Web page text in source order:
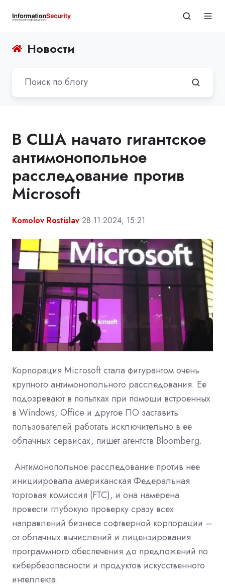
Новости
В США начато гигантское
антимонопольное
расследование против
Microsoft
Komolov Rostislav 28.11.2024, 15:21
Корпорация Microsoft стала фигурантом очень
крупного антимонопольного расследования. Ее
подозревают в попытках при помощи встроенных
в Windows, Office и другое ПО заставить
пользователей работать исключительно в ее
облачных сервисах, пишет агентств Bloomberg.
Антимонопольное расследование против нее
инициировала американская Федеральная
торговая комиссия (FTC), и она намерена
провести глубокую проверку сразу всех
направлений бизнеса софтверной корпорации –
от облачных вычислений и лицензирования
программного обеспечения до предложений по
кибербезопасности и продуктов искусственного
интеллекта.